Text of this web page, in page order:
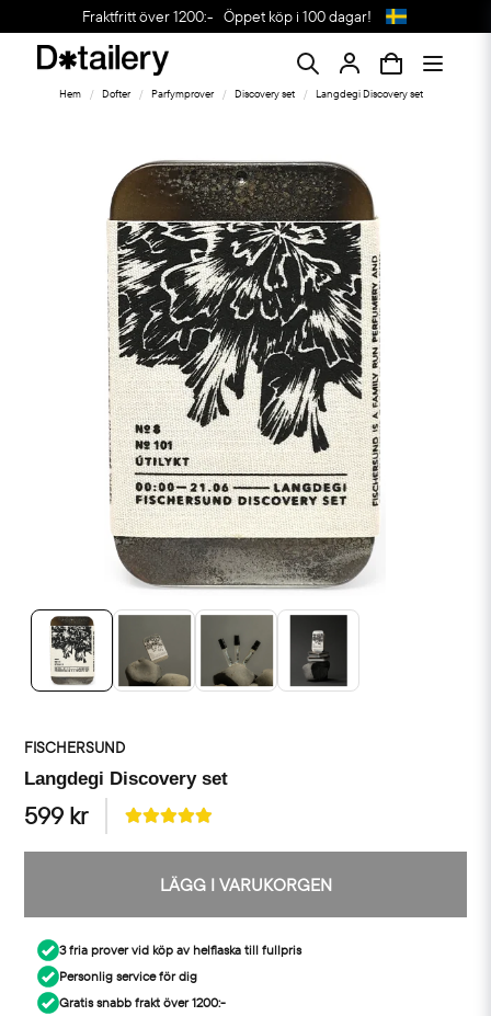
Fraktfritt över 1200:- Öppet köp i 100 dagar!
Hem Dofter Parfymprover Discovery set Langdegi Discovery set
FISCHERSUND
Langdegi Discovery set
599 kr
LÄGG I VARUKORGEN
3 fria prover vid köp av helflaska till fullpris
Personlig service för dig
Gratis snabb frakt över 1200:-